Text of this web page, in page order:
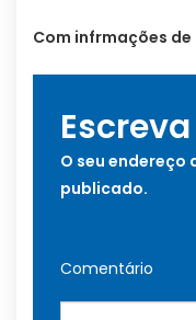
Com infrmações de
O seu endereço
publicado.
Comentário